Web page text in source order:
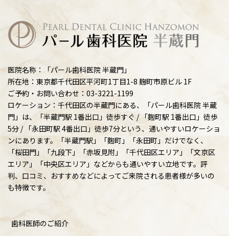
医院名称：「パール歯科医院 半蔵門」
所在地：東京都千代田区平河町1丁目1-8 麹町市原ビル 1F
ご予約・お問い合わせ：03-3221-1199
ロケーション：千代田区の半蔵門にある、「パール歯科医院 半蔵
門」は、「半蔵門駅 1番出口」徒歩すぐ / 「麴町駅 1番出口」徒歩
5分 / 「永田町駅 4番出口」徒歩7分という、通いやすいロケーショ
ンにあります。「半蔵門駅」「麴町」「永田町」だけでなく、
「桜田門」「九段下」「赤坂見附」「千代田区エリア」「文京区
エリア」「中央区エリア」などからも通いやすい立地です。評
判、口コミ、おすすめなどによってご来院される患者様が多いの
も特徴です。
歯科医師のご紹介